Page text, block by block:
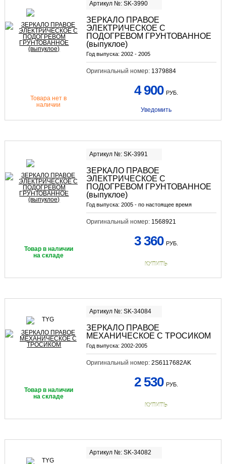
Артикул №: SK-3990
ЗЕРКАЛО ПРАВОЕ
ЭЛЕКТРИЧЕСКОЕ С
ПОДОГРЕВОМ ГРУНТОВАННОЕ
(выпуклое)
Год выпуска: 2002 - 2005
Оригинальный номер: 1379884
Товара нет в
наличии
4 900 РУБ.
Уведомить
Артикул №: SK-3991
ЗЕРКАЛО ПРАВОЕ
ЭЛЕКТРИЧЕСКОЕ С
ПОДОГРЕВОМ ГРУНТОВАННОЕ
(выпуклое)
Год выпуска: 2005 - по настоящее время
Оригинальный номер: 1568921
Товар в наличии
на складе
3 360 РУБ.
КУПИТЬ
Артикул №: SK-34084
ЗЕРКАЛО ПРАВОЕ
МЕХАНИЧЕСКОЕ С ТРОСИКОМ
Год выпуска: 2002-2005
Оригинальный номер: 2S6117682AK
Товар в наличии
на складе
2 530 РУБ.
КУПИТЬ
Артикул №: SK-34082